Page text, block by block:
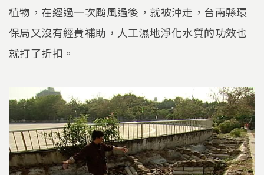
植物，在經過一次颱風過後，就被沖走，台南縣環
保局又沒有經費補助，人工濕地淨化水質的功效也
就打了折扣。